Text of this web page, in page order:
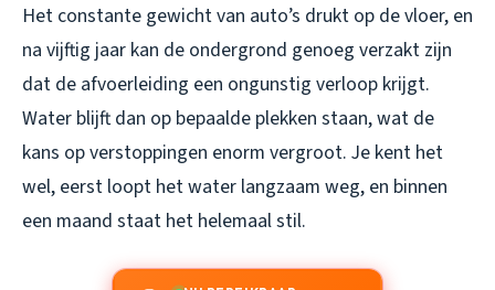
Het constante gewicht van auto’s drukt op de vloer, en
na vijftig jaar kan de ondergrond genoeg verzakt zijn
dat de afvoerleiding een ongunstig verloop krijgt.
Water blijft dan op bepaalde plekken staan, wat de
kans op verstoppingen enorm vergroot. Je kent het
wel, eerst loopt het water langzaam weg, en binnen
een maand staat het helemaal stil.